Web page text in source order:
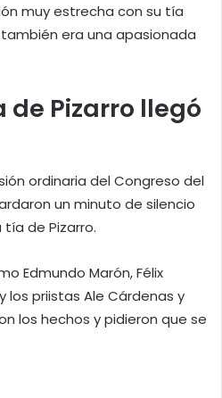
muy estrecha con su tía
era una apasionada
de Pizarro llegó
ordinaria del Congreso del
un minuto de silencio
de Pizarro.
Edmundo Marón, Félix
los priistas Ale Cárdenas y
los hechos y pidieron que se